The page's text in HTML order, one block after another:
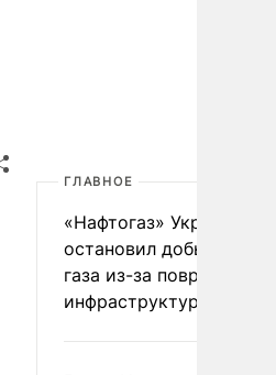
ГЛАВНОЕ
«Нафтогаз» Украины
остановил добычу
газа из-за повреждения
инфраструктуры